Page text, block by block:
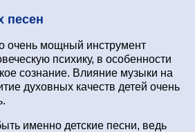
песен
очень мощный инструмент
психику, в особенности
сознание. Влияние музыки на
духовных качеств детей очень
именно детские песни, ведь